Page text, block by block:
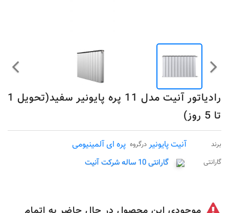
رادیاتور آنیت مدل 11 پره پایونیر سفید(تحویل 1
تا 5 روز)
برند آنیت پایونیر درگروه پره ای آلمینیومی
گارانتی گارانتی 10 ساله شرکت آنیت